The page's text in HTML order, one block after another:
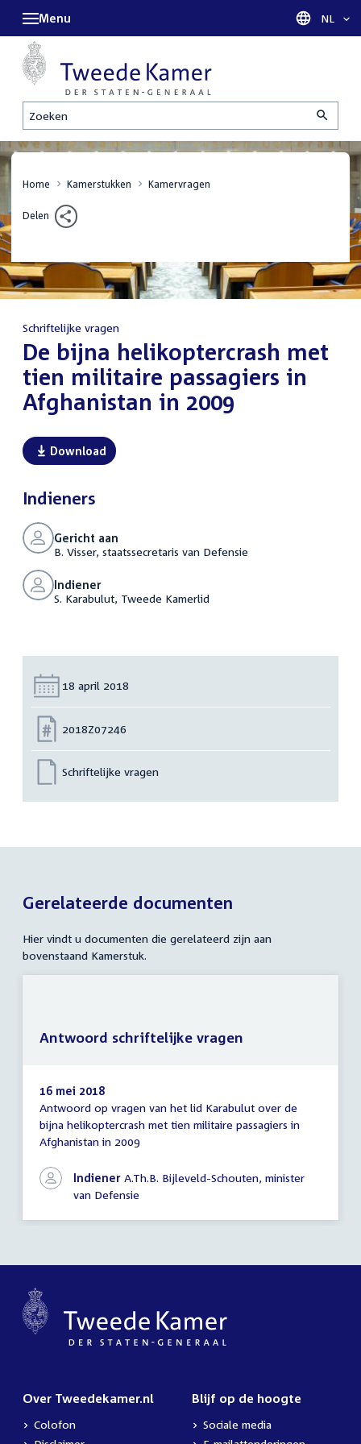
Zoeken
Menu Taal
NL
Home Kamerstukken Kamervragen
Delen
Schriftelijke vragen
:De bijna helikoptercrash met
tien militaire passagiers in
Afghanistan in 2009
Download
Indieners
Gericht aan
B. Visser, staatssecretaris van Defensie
Indiener
S. Karabulut, Tweede Kamerlid
Datum:
18 april 2018
Nummer:
2018Z07246
Schriftelijke vragen
Gerelateerde documenten
Hier vindt u documenten die gerelateerd zijn aan
bovenstaand Kamerstuk.
Antwoord
schriftelijke
vragen
16 mei 2018
Antwoord op vragen van het lid Karabulut over de
bijna helikoptercrash met tien militaire passagiers in
Afghanistan in 2009
Indiener A.Th.B. Bijleveld-Schouten, minister
van Defensie
Antwoord schriftelijke vragen
Over Tweedekamer.nl
Colofon
Blijf op de hoogte
Sociale media